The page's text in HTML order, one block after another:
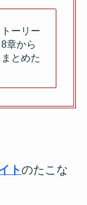
トーリー
章から
とめた
トのたこな